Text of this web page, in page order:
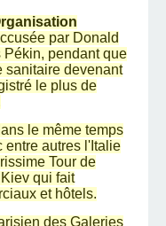
par Donald
pendant que
sanitaire devenant
le plus de
le même temps
entre autres l'Italie
Tour de
qui fait
et hôtels.
des Galeries